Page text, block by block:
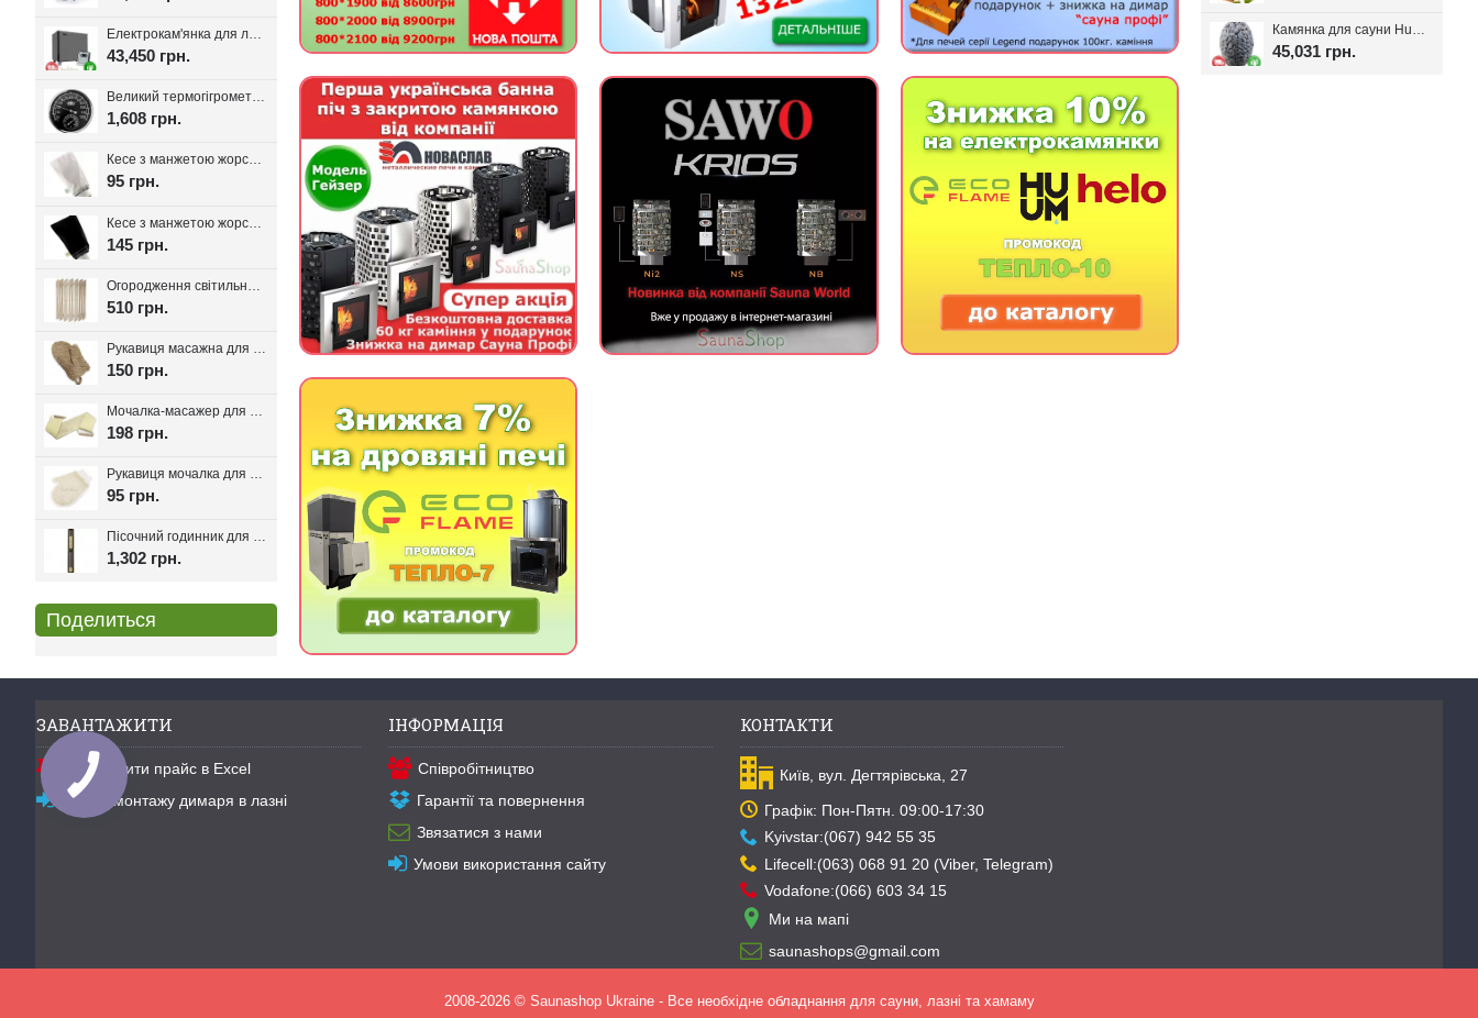
Електрокам'янка для лазні Eco Flame SAM D-27 27 кВт + пульт CON6
43,450 грн.
Великий термогігрометр для лазні Tesli D205 Black
1,608 грн.
Кесе з манжетою жорсткість мяка, Kelebekkese (Манжета)
95 грн.
145 грн.
510 грн.
150 грн.
198 грн.
Рукавиця мочалка для лазні та хамаму двостороння з сизалі
95 грн.
Пісочний годинник для лазні Harvia Helmi Chocolate
1,302 грн.
Поделиться
Камянка для сауни Huum Drop 9 кВт
45,031 грн.
ЗАВАНТАЖИТИ
Завантажити прайс в Excel
Схема монтажу димаря в лазні
ІНФОРМАЦІЯ
Співробітництво
Гарантії та повернення
Звязатися з нами
Умови використання сайту
КОНТАКТИ
Київ, вул. Дегтярівська, 27
Графік: Пон-Пятн. 09:00-17:30
Kyivstar:(067) 942 55 35
Lifecell:(063) 068 91 20 (Viber, Telegram)
Vodafone:(066) 603 34 15
Ми на мапі
saunashops@gmail.com
2008-2026 © Saunashop Ukraine - Все необхідне обладнання для сауни, лазні та хамаму